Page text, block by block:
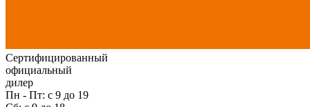
Сертифицированный
официальный
дилер
Пн - Пт: с 9 до 19